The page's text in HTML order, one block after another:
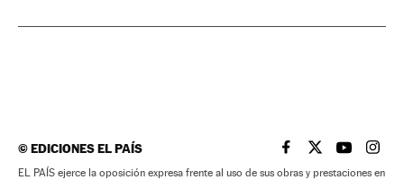
©EDICIONES EL PAÍS EL PAÍS BRASIL EN
EL PAÍSEL PAÍS
EL
EL PAÍS ejerce la oposición expresa frente al uso de sus obras y prestaciones en